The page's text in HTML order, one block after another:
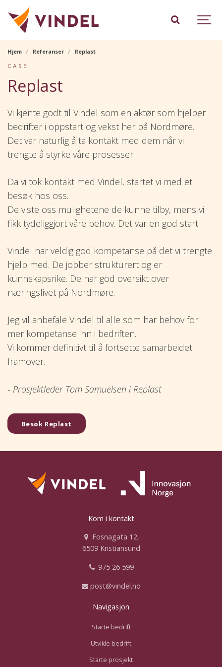
Hjem Referanser
Replast
CASE
Replast
Vi kjente godt til Vindel som en aktør som hjelper
bedrifter i oppstart og vekst her på Nordmøre.
Det var naturlig å ta kontakt med dem når vi
trengte å styrke våre prosesser.
Da vi tok kontakt med Vindel, startet vi med et
besøk hos oss.
De viste oss mulighetene de kunne tilby, mens vi
fikk tydeliggjort våre behov. Det var en god start.
Vindel har veldig god kompetanse på det vi trengte
hjelp med. De jobber strukturert og er
kunnskapsrike. De har god oversikt over
næringslivet på Nordmøre.
Jeg vil anbefale Vindel til alle som har behov for
mer kompetanse inn i bedriften.
Vi kommer definitivt til å fortsette samarbeidet
framover.
- Prosjektleder Tom Samuelsen i Replast
Besøk Replast
Kom i kontakt
Fosnagata 12,
6509 Kristiansund
975 26 599
post@vindel.no
Navigasjon
Starte bedrift
Utvikle bedrift
Starte prosjekt